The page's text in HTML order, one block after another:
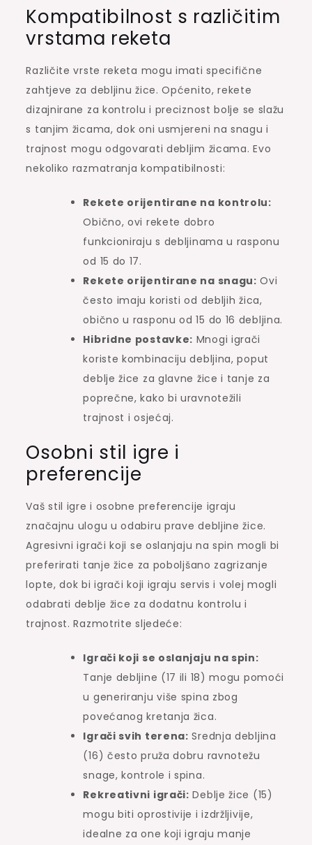
Kompatibilnost s različitim
vrstama reketa
Različite vrste reketa mogu imati specifične
zahtjeve za debljinu žice. Općenito, rekete
dizajnirane za kontrolu i preciznost bolje se slažu
s tanjim žicama, dok oni usmjereni na snagu i
trajnost mogu odgovarati debljim žicama. Evo
nekoliko razmatranja kompatibilnosti:
Rekete orijentirane na kontrolu:
Obično, ovi rekete dobro
funkcioniraju s debljinama u rasponu
od 15 do 17.
Rekete orijentirane na snagu: Ovi
često imaju koristi od debljih žica,
obično u rasponu od 15 do 16 debljina.
Hibridne postavke: Mnogi igrači
koriste kombinaciju debljina, poput
deblje žice za glavne žice i tanje za
poprečne, kako bi uravnotežili
trajnost i osjećaj.
Osobni stil igre i
preferencije
Vaš stil igre i osobne preferencije igraju
značajnu ulogu u odabiru prave debljine žice.
Agresivni igrači koji se oslanjaju na spin mogli bi
preferirati tanje žice za poboljšano zagrizanje
lopte, dok bi igrači koji igraju servis i volej mogli
odabrati deblje žice za dodatnu kontrolu i
trajnost. Razmotrite sljedeće:
Igrači koji se oslanjaju na spin:
Tanje debljine (17 ili 18) mogu pomoći
u generiranju više spina zbog
povećanog kretanja žica.
Igrači svih terena: Srednja debljina
(16) često pruža dobru ravnotežu
snage, kontrole i spina.
Rekreativni igrači: Deblje žice (15)
mogu biti oprostivije i izdržljivije,
idealne za one koji igraju manje